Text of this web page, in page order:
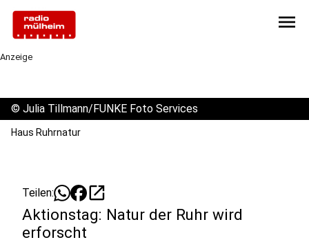
menu
Anzeige
© Julia Tillmann/FUNKE Foto Services
Haus Ruhrnatur
Teilen: open_in_new
Aktionstag: Natur der Ruhr wird
erforscht